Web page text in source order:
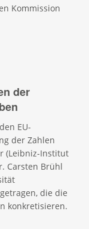
Kommission
der
EU-
der Zahlen
(Leibniz-Institut
Carsten Brühl
die die
konkretisieren.